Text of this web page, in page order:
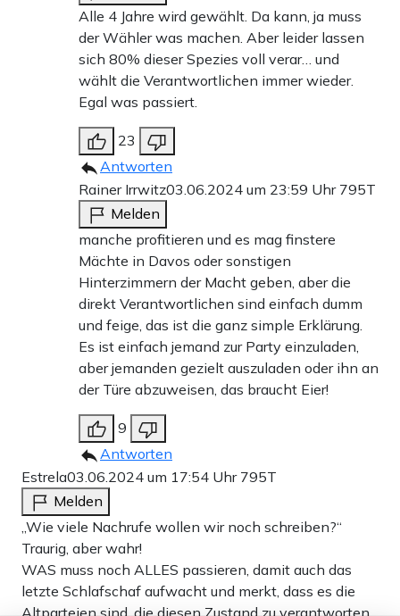
Alle 4 Jahre wird gewählt. Da kann, ja muss
der Wähler was machen. Aber leider lassen
sich 80% dieser Spezies voll verar… und
wählt die Verantwortlichen immer wieder.
Egal was passiert.
23
Antworten
Rainer Irrwitz03.06.2024 um 23:59 Uhr 795T
Melden
manche profitieren und es mag finstere
Mächte in Davos oder sonstigen
Hinterzimmern der Macht geben, aber die
direkt Verantwortlichen sind einfach dumm
und feige, das ist die ganz simple Erklärung.
Es ist einfach jemand zur Party einzuladen,
aber jemanden gezielt auszuladen oder ihn an
der Türe abzuweisen, das braucht Eier!
9
Antworten
Estrela03.06.2024 um 17:54 Uhr 795T
Melden
„Wie viele Nachrufe wollen wir noch schreiben?“
Traurig, aber wahr!
WAS muss noch ALLES passieren, damit auch das
letzte Schlafschaf aufwacht und merkt, dass es die
Altparteien sind, die diesen Zustand zu verantworten